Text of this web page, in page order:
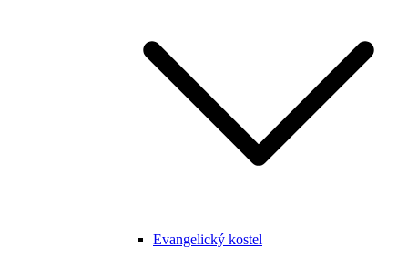
Evangelický kostel